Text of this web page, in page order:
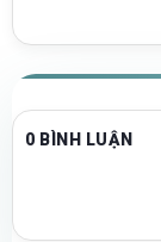
0 BÌNH LUẬN